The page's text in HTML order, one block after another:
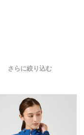
さらに絞り込む